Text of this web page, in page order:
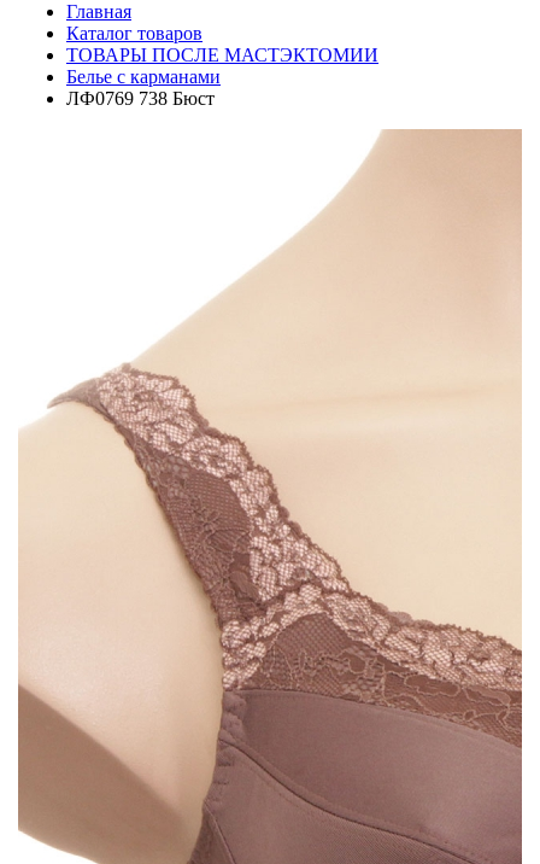
Главная
Каталог товаров
ТОВАРЫ ПОСЛЕ МАСТЭКТОМИИ
Белье с карманами
ЛФ0769 738 Бюст